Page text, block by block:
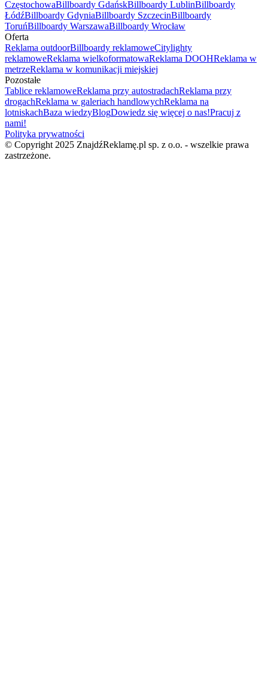
CzęstochowaBillboardy GdańskBillboardy LublinBillboardy
ŁódźBillboardy GdyniaBillboardy SzczecinBillboardy
ToruńBillboardy WarszawaBillboardy Wrocław
Oferta
Reklama outdoorBillboardy reklamoweCitylighty
reklamoweReklama wielkoformatowaReklama DOOHReklama w
metrzeReklama w komunikacji miejskiej
Pozostałe
Tablice reklamoweReklama przy autostradachReklama przy
drogachReklama w galeriach handlowychReklama na
lotniskachBaza wiedzyBlogDowiedz się więcej o nas!Pracuj z
nami!
Polityka prywatności
© Copyright 2025 ZnajdźReklamę.pl sp. z o.o. - wszelkie prawa
zastrzeżone.